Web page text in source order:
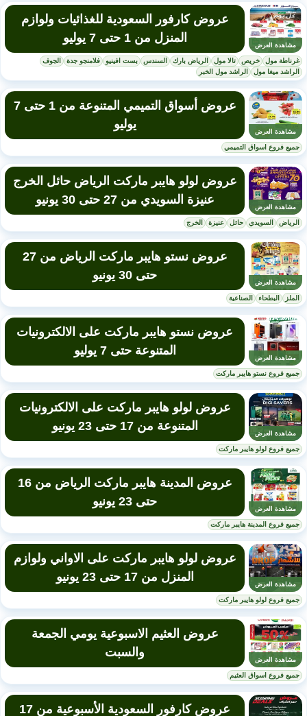
مشاهدة العرض
عروض كارفور السعودية للغذائيات ولوازم
المنزل من 1 حتى 7 يوليو
غرناطة مول خريص تالا مول الرياض بارك السندس بست افينيو فلامنجو جدة
الجوف
الراشد ميغا مول
الراشد مول الخبر
مشاهدة العرض
عروض أسواق التميمي المتنوعة من 1 حتى 7
يوليو
جميع فروع اسواق التميمي
مشاهدة العرض
عروض لولو هايبر ماركت الرياض حائل الخرج
عنيزة السويدي من 27 حتى 30 يونيو
الرياض السويدي حائل عنيزة الخرج
مشاهدة العرض
عروض نستو هايبر ماركت الرياض من 27
حتى 30 يونيو
الملز البطحاء الصناعية
مشاهدة العرض
عروض نستو هايبر ماركت على الالكترونيات
المتنوعة حتى 7 يوليو
جميع فروع نستو هايبر ماركت
مشاهدة العرض
عروض لولو هايبر ماركت على الالكترونيات
المتنوعة من 17 حتى 23 يونيو
جميع فروع لولو هايبر ماركت
مشاهدة العرض
عروض المدينة هايبر ماركت الرياض من 16
حتى 23 يونيو
جميع فروع المدينة هايبر ماركت
مشاهدة العرض
عروض لولو هايبر ماركت على الاواني ولوازم
المنزل من 17 حتى 23 يونيو
جميع فروع لولو هايبر ماركت
مشاهدة العرض
عروض العثيم الاسبوعية يومي الجمعة
والسبت
جميع فروع اسواق العثيم
عروض كارفور السعودية الأسبوعية من 17